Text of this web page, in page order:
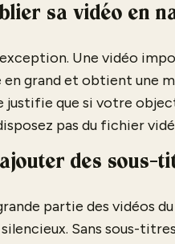
sa vidéo en
Une vidéo
grand et obtient une
justifie que si votre
pas du fichier
des sous-
partie des vidéos
Sans sous-